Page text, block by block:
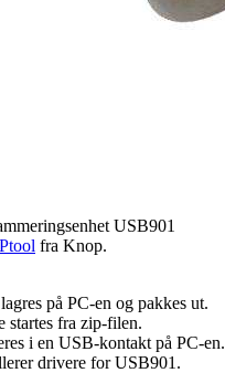
USB901
fra Knop.
på PC-en og pakkes ut.
startes fra zip-filen.
i en USB-kontakt på PC-en.
drivere for USB901.